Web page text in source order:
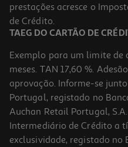
12,50 € PVP de editor
11,25 €
-10%
prestações acresce o
de Crédito.
TAEG DO CARTÃO DE
Exemplo para um limite de
meses. TAN 17,60 %.
aprovação. Informe-se
Portugal, registado no
Auchan Retail Portugal,
Intermediário de Crédito a
exclusividade, registado no